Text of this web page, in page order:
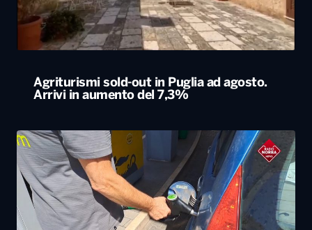
Agriturismi sold-out in Puglia ad agosto.
Arrivi in aumento del 7,3%